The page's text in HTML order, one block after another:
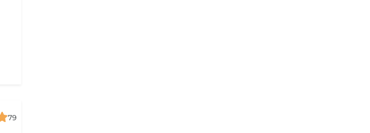
79